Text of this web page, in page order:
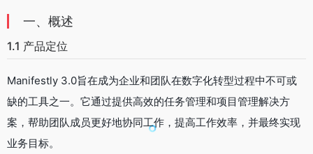
一、概述
1.1 产品定位
Manifestly 3.0旨在成为企业和团队在数字化转型过程中不可或
缺的工具之一。它通过提供高效的任务管理和项目管理解决方
案，帮助团队成员更好地协同工作，提高工作效率，并最终实现
业务目标。